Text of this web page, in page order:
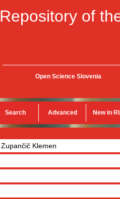
Repository of
Open Science Slovenia
Search Advanced New in